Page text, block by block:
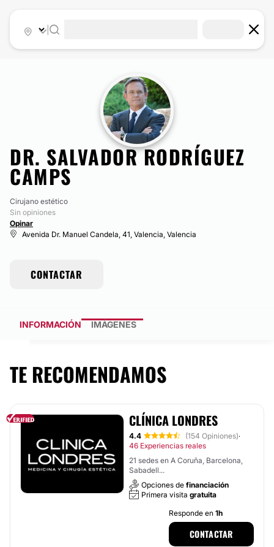
DR. SALVADOR RODRÍGUEZ
CAMPS
Cirujano estético
Sin opiniones
Opinar
Avenida Dr. Manuel Candela, 41, Valencia, Valencia
CONTACTAR
INFORMACIÓN IMÁGENES
TE RECOMENDAMOS
CLÍNICA LONDRES
4.4 (154 Opiniones)·
46 Experiencias reales
21 sedes en A Coruña, Barcelona,
Sabadell...
Opciones de financiación
Primera visita gratuita
Responde en 1h
CONTACTAR